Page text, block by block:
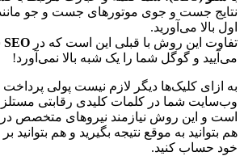
نتایج جست و جوی موتورهای جست و جو مانند
اول بالا می آورید.
تفاوت این روش با قبلی این است که در SEO
می آیید و گوگل شما را یک شبه بالا نمی آورد!
به ازای کلیکها دیگر لازم نیست پولی پرداخت
وب
است و این روش نیازمند نیروهای متخصص
هم بتوانید به موقع نتیجه بگیرید و هم بتوانید
خود حساب کنید.